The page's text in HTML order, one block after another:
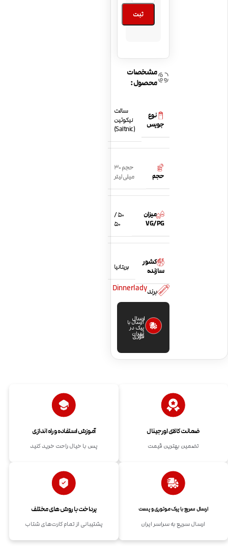
ثبت
مشخصات
محصول:
نوع
جویس
سالت
نیکوتین
(Saltnic)
حجم
حجم 30
میلی لیتر
میزان
VG/PG
50 /
50
کشور
سازنده
بریتانیا
برندDinnerlady
ارسال
فوری
ارسال با
پیک در
تهران
ضمانت کالای اورجینال
تضمین بهترین قیمت
آموزش استفاده و راه اندازی
پس با خیال راحت خرید کنید
ارسال سریع با پیک موتوری و پست
ارسال سریع به سراسر ایران
پرداخت با روش های مختلف
پشتیبانی از تمام کارت‌های شتاب